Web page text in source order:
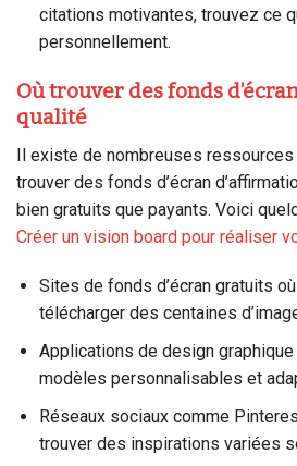
citations motivantes, trouvez ce
personnellement.
Où trouver des fonds
qualité
Il existe de nombreuses
trouver des fonds d’écran
bien gratuits que payants. Voici
Créer un vision board pour réaliser
Sites de fonds d’écran gratuits
télécharger des centaines
Applications de design
modèles personnalisables et
Réseaux sociaux comme
trouver des inspirations variées